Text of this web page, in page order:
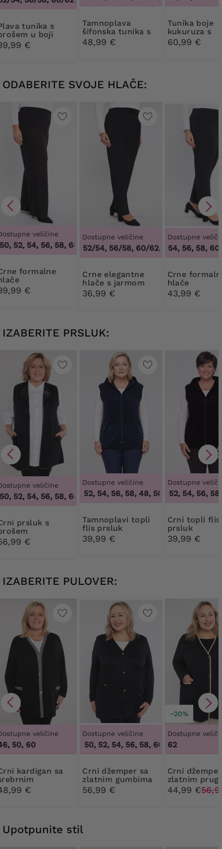
s
u boji
€
Tamnoplava
šifonska tunika s
brošem
48,99 €
Tunika boje
kukuruza s
ukrasom za
dekolte
60,99 €
ODABERITE SVOJE HLAČE:
veličine
52, 54, 56, 58, 60, 62, 64, 46, 48, 50, 52, 54, 56, 58, 60,
€
Dostupne veličine
48/50, 52/54, 56/58, 60/62,48/50, 52/54,
Crne elegantne
hlače s jarmom
36,99 €
Dostupne
50, 52, 54, 56, 58, 60,
Crne formalne
hlače
43,99 €
IZABERITE PRSLUK:
veličine
52, 54, 56, 58, 60, 62, 64,46, 48, 50, 52, 54, 56, 58, 60,
s
€
Dostupne veličine
48, 50, 52, 54, 56, 58,48, 50, 52, 54, 56, 58
Tamnoplavi topli
flis prsluk
39,99 €
Dostupne
48, 50, 52, 54, 56, 58,
Crni topli flis
prsluk
39,99 €
IZABERITE PULOVER:
veličine
50, 60
sa
uzorkom
€
Dostupne veličine
46, 48, 50, 52, 54, 56, 58, 60, 62, 64
Crni džemper sa
zlatnim gumbima
56,99 €
−20%
Dostupne
62
Crni džemper sa
zlatnim
44,99 €
Upotpunite stil